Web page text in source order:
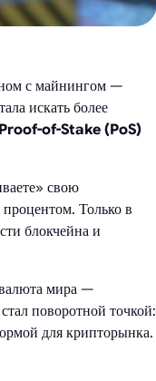
с майнингом —
искать более
Proof-of-Stake (PoS)
свою
Только в
блокчейна и
мира —
поворотной точкой:
для крипторынка.